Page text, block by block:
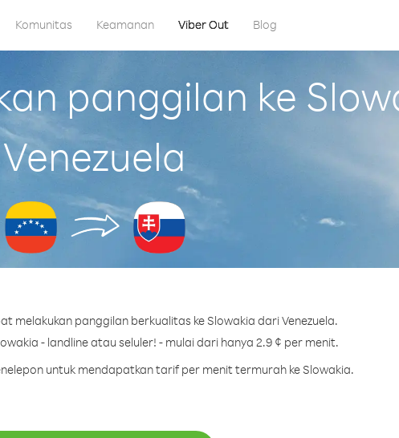
Komunitas Keamanan Viber Out Blog
panggilan ke
Venezuela
melakukan panggilan berkualitas ke Slowakia dari Venezuela.
- landline atau seluler! - mulai dari hanya 2.9 ¢ per menit.
untuk mendapatkan tarif per menit termurah ke Slowakia.